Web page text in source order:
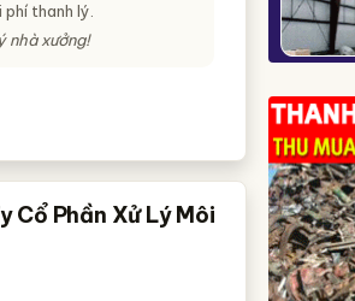
thanh lý.
nhà xưởng!
Cổ Phần Xử Lý Môi